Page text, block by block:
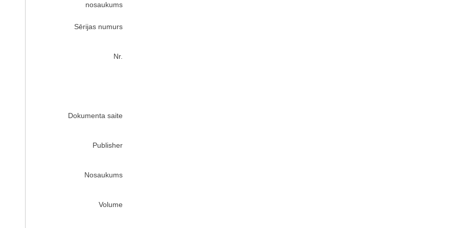
nosaukums
Sērijas numurs
Nr.
Dokumenta saite
Publisher
Nosaukums
Volume